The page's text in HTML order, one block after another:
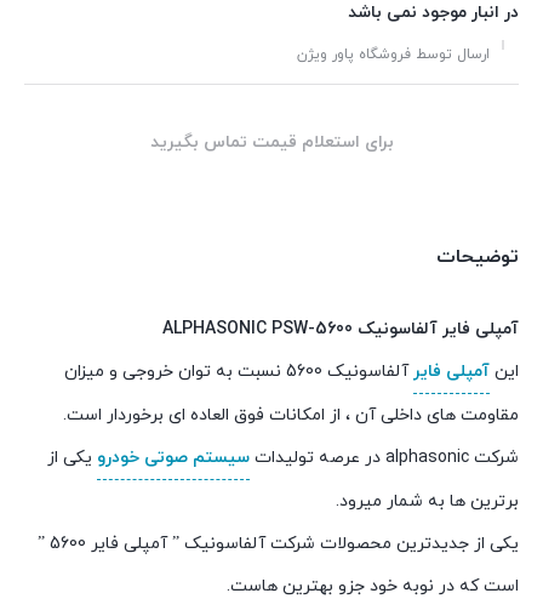
در انبار موجود نمی باشد
ارسال توسط فروشگاه پاور ویژن
برای استعلام قیمت تماس بگیرید
توضیحات
آمپلی فایر آلفاسونیک ALPHASONIC PSW-5600
این آمپلی فایر
آلفاسونیک 5600 نسبت به توان خروجی و میزان
مقاومت های داخلی آن ، از امکانات فوق العاده ای برخوردار است.
شرکت alphasonic در عرصه تولیدات
سیستم صوتی خودرو یکی از
برترین ها به شمار میرود.
یکی از جدیدترین محصولات شرکت آلفاسونیک ” آمپلی فایر 5600 ”
است که در نوبه خود جزو بهترین هاست.